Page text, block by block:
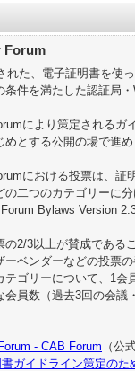
Forum
れた、電子証明書を使
条件を満たした認証局
により策定されるガ
めとする公開の場で進
における投票は、証
の二つのカテゴリーに
Forum Bylaws Version
の2/3以上が賛成である
ーベンダーなどの投票
テゴリーについて、1会
会員数（過去3回の会
- CAB Forum （公
書ガイドライン策定のた